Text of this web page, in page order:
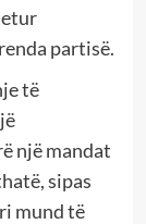
partisë.
të
një mandat
sipas
mund të